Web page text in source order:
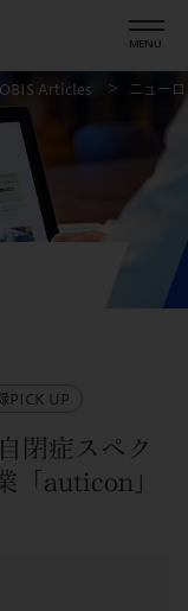
Articles ニュー
PICK UP
閉症スペク
「auticon」